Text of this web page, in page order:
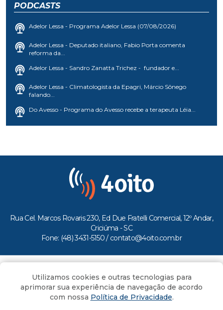
PODCASTS
Adelor Lessa - Programa Adelor Lessa (07/08/2026)
Adelor Lessa - Deputado italiano, Fabio Porta comenta
reforma da...
Adelor Lessa - Sandro Zanatta Trichez - fundador e...
Adelor Lessa - Climatologista da Epagri, Márcio Sônego
falando...
Do Avesso - Programa do Avesso recebe a terapeuta Léia...
Rua Cel. Marcos Rovaris 230, Ed Due Fratelli Comercial, 12º Andar,
Criciúma - SC
Fone: (48) 3431-5150 / contato@4oito.com.br
Todos os direitos reservados ao Portal 4oito
Utilizamos cookies e outras tecnologias para
aprimorar sua experiência de navegação de acordo
com nossa Política de Privacidade.